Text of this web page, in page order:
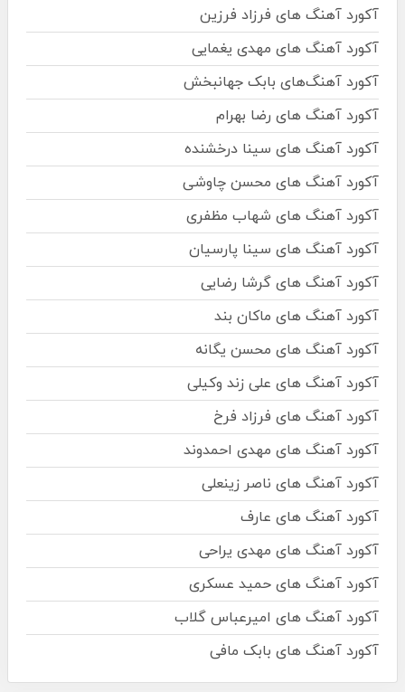
آکورد آهنگ های فرزاد فرزین
آکورد آهنگ های مهدی یغمایی
آکورد آهنگ‌های بابک جهانبخش
آکورد آهنگ های رضا بهرام
آکورد آهنگ های سینا درخشنده
آکورد آهنگ های محسن چاوشی
آکورد آهنگ های شهاب مظفری
آکورد آهنگ های سینا پارسیان
آکورد آهنگ های گرشا رضایی
آکورد آهنگ های ماکان بند
آکورد آهنگ های محسن یگانه
آکورد آهنگ های علی زند وکیلی
آکورد آهنگ های فرزاد فرخ
آکورد آهنگ های مهدی احمدوند
آکورد آهنگ های ناصر زینعلی
آکورد آهنگ های عارف
آکورد آهنگ های مهدی یراحی
آکورد آهنگ های حمید عسکری
آکورد آهنگ های امیرعباس گلاب
آکورد آهنگ های بابک مافی